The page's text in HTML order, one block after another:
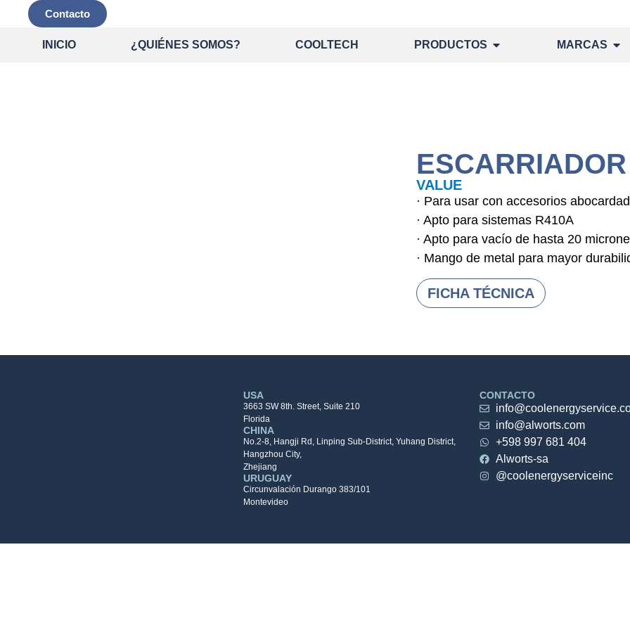
Contacto
INICIO ¿QUIÉNES SOMOS? COOLTECH PRODUCTOS MARCAS
VALUE
· Para usar con accesorios
· Apto para sistemas R410A
· Apto para vacío de hasta 20
· Mango de metal para mayor
FICHA TÉCNICA
USA
3663 SW 8th. Street, Suite 210
Florida
CHINA
No.2-8, Hangji Rd, Linping Sub-District, Yuhang District,
Hangzhou City,
Zhejiang
URUGUAY
Circunvalación Durango 383/101
Montevideo
CONTACTO
info@alworts.com
+598 997 681 404
Alworts-sa
@coolenergyserviceinc